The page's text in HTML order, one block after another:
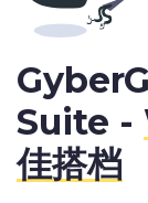
Suite -
佳搭档